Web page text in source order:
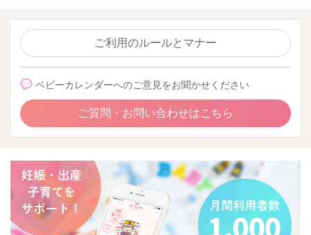
ご利用のルールとマナー
ベビーカレンダーへのご意見をお聞かせください
ご質問・お問い合わせはこちら